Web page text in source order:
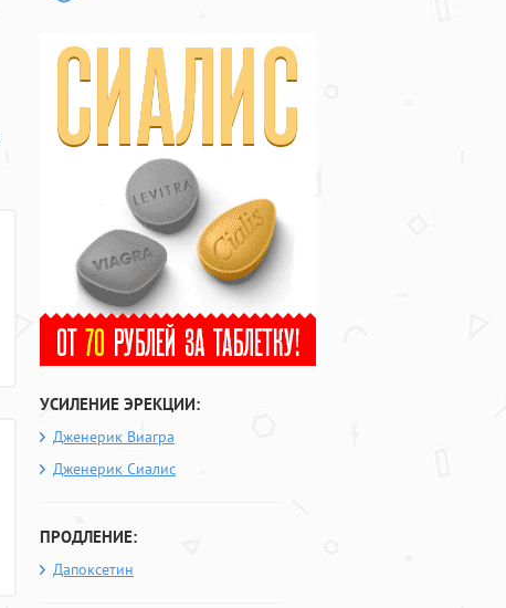
УСИЛЕНИЕ ЭРЕКЦИИ:
Дженерик Виагра
Дженерик Сиалис
ПРОДЛЕНИЕ:
Дапоксетин